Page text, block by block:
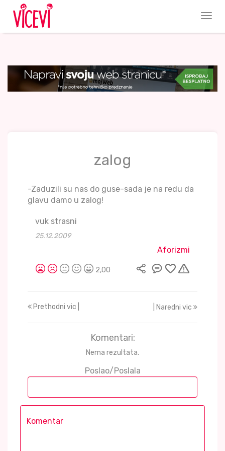
zalog
-Zaduzili su nas do guse-sada je na redu da
glavu damo u zalog!
vuk strasni
25.12.2009
Aforizmi
2,00
Prethodni vic | | Naredni vic
Komentari:
Nema rezultata.
Poslao/Poslala